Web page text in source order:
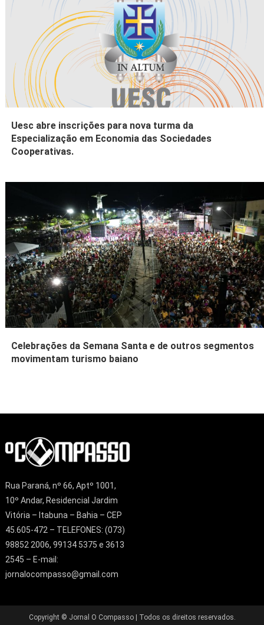
Uesc abre inscrições para nova turma da
Especialização em Economia das Sociedades
Cooperativas.
Celebrações da Semana Santa e de outros segmentos
movimentam turismo baiano
Rua Paraná, nº 66, Aptº 1001,
10º Andar, Residencial Jardim
Vitória – Itabuna – Bahia – CEP
45.605-472 – TELEFONES: (073)
98852 2006, 99134 5375 e 3613
2545 – E-mail:
jornalocompasso@gmail.com
Copyright © Jornal O Compasso | Todos os direitos reservados.